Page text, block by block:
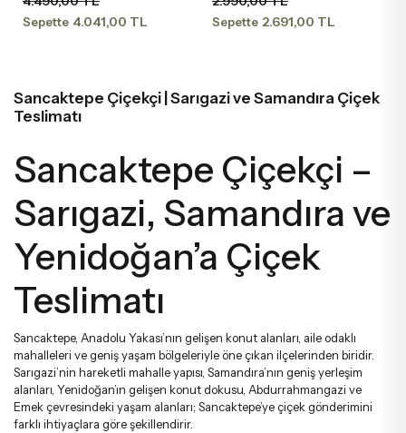
Söz & Nişan Çiçekleri
Gelin & Damat Yaka Çiçekleri
Anneye Çiçek
Babaya Çiçek
Tebrik - Terfi Çiçekleri
Kapuçino
Starliçe Buketleri
Luxury Buketler
Büyük Buketler
Erengül Buketleri
Papatya Ve Kır Buketleri
Şakayık Ve Şakayıklı Aranjmanlar
Luxury Aranjmanlar Ve Tasarımlar
Sepette 4.041,00 TL Sepette 2.691,00 TL
Sancaktepe Çiçekçi | Sarıgazi ve Samandıra Çiçek
Teslimatı
Sancaktepe Çiçekçi –
Sarıgazi, Samandıra ve
Yenidoğan’a Çiçek
Teslimatı
Sancaktepe, Anadolu Yakası’nın gelişen konut alanları, aile odaklı
mahalleleri ve geniş yaşam bölgeleriyle öne çıkan ilçelerinden biridir.
Sarıgazi’nin hareketli mahalle yapısı, Samandıra’nın geniş yerleşim
alanları, Yenidoğan’ın gelişen konut dokusu, Abdurrahmangazi ve
Emek çevresindeki yaşam alanları; Sancaktepe’ye çiçek gönderimini
farklı ihtiyaçlara göre şekillendirir.